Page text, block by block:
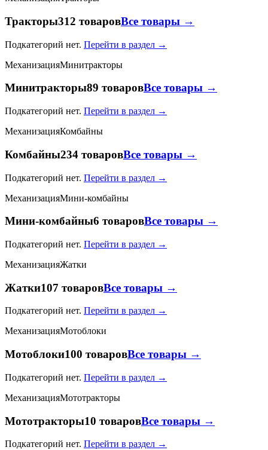
Тракторы312 товаровВсе товары →
Подкатегорий нет. Перейти в раздел →
МеханизацияМинитракторы
Минитракторы89 товаровВсе товары →
Подкатегорий нет. Перейти в раздел →
МеханизацияКомбайны
Комбайны234 товаровВсе товары →
Подкатегорий нет. Перейти в раздел →
МеханизацияМини-комбайны
Мини-комбайны6 товаровВсе товары →
Подкатегорий нет. Перейти в раздел →
МеханизацияЖатки
Жатки107 товаровВсе товары →
Подкатегорий нет. Перейти в раздел →
МеханизацияМотоблоки
Мотоблоки100 товаровВсе товары →
Подкатегорий нет. Перейти в раздел →
МеханизацияМототракторы
Мототракторы10 товаровВсе товары →
Подкатегорий нет. Перейти в раздел →